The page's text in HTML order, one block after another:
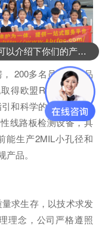
200多名员工，产品
得欧盟ROHS无铅产
和科学的管理下，卡
线路板检测设备，具
能生产2MIL小孔径和
品。
求生存，以技术求发
理念，公司严格遵照
可以介绍下你们的产品么？